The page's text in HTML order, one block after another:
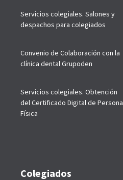
Servicios colegiales. Salones y
despachos para colegiados
Convenio de Colaboración con la
clínica dental Grupoden
Servicios colegiales. Obtención
del Certificado Digital de Persona
Física
Colegiados